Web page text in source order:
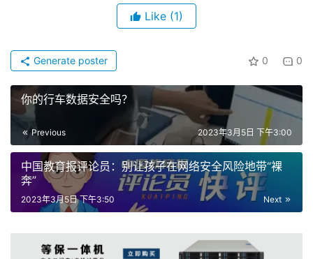
Like (1)
0 0
Generate poster
你的行车数据安全吗？
Previous 2023年3月5日 下午3:00
中国教育报评论员：别让孩子在网络安全风险地带“裸
奔”
Next
2023年3月5日 下午3:50